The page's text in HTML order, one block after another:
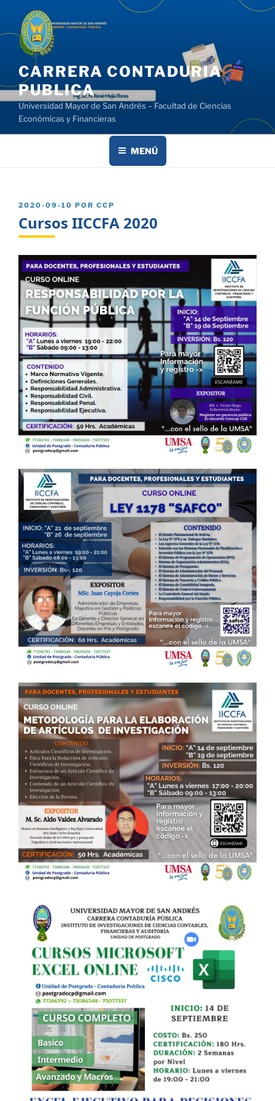
contenido
CARRERA CONTADURIA
PUBLICA
Universidad Mayor de San Andrés – Facultad de Ciencias
Económicas y Financieras
MENÚ
PUBLICADO
2020-09-10 POR CCP
Cursos IICCFA 2020